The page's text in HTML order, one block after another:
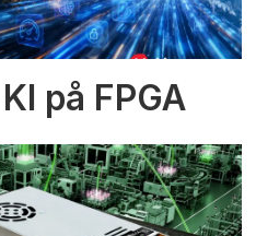
på FPGA